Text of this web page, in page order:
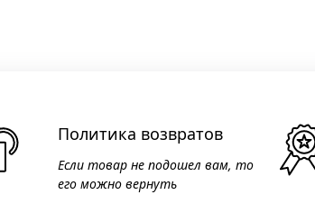
Политика возвратов
Если товар не подошел вам, то
его можно вернуть